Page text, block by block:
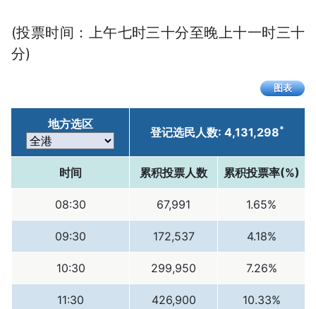
(投票时间：上午七时三十分至晚上十一时三十
分)
图表
地方选区
登记选民人数: 4,131,298*
时间 累积投票人数 累积投票率(%)
08:30 67,991 1.65%
09:30 172,537 4.18%
10:30 299,950 7.26%
11:30 426,900 10.33%